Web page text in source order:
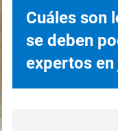
Cuáles son
se deben
expertos